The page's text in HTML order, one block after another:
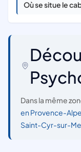
Où se situe le
Dans la même
en Provence-
Saint-Cyr-sur-